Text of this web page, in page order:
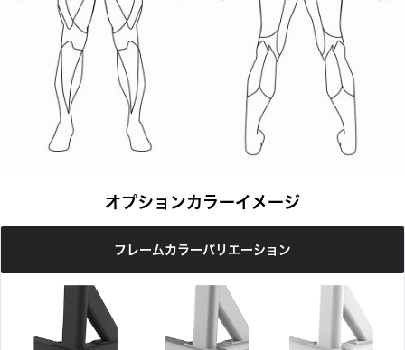
オプションカラーイメージ
フレームカラーバリエーション